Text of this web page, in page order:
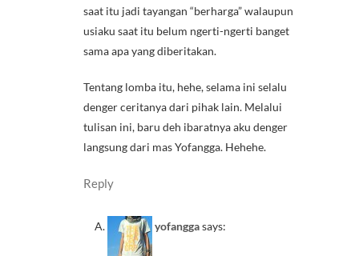
saat itu jadi tayangan “berharga” walaupun
usiaku saat itu belum ngerti-ngerti banget
sama apa yang diberitakan.
Tentang lomba itu, hehe, selama ini selalu
denger ceritanya dari pihak lain. Melalui
tulisan ini, baru deh ibaratnya aku denger
langsung dari mas Yofangga. Hehehe.
Reply
yofanggasays: